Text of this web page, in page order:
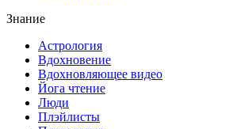
Знание
Астрология
Вдохновение
Вдохновляющее видео
Йога чтение
Люди
Плэйлисты